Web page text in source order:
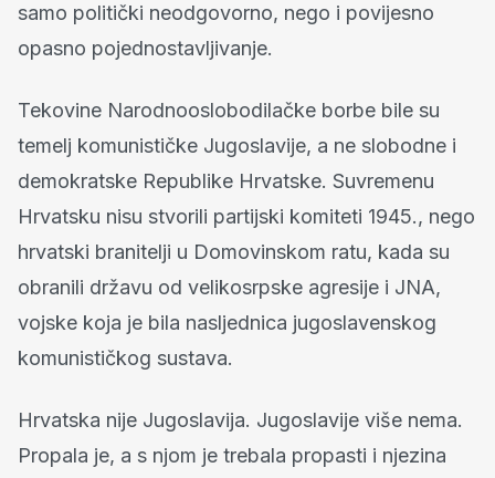
samo politički neodgovorno, nego i povijesno
opasno pojednostavljivanje.
Tekovine Narodnooslobodilačke borbe bile su
temelj komunističke Jugoslavije, a ne slobodne i
demokratske Republike Hrvatske. Suvremenu
Hrvatsku nisu stvorili partijski komiteti 1945., nego
hrvatski branitelji u Domovinskom ratu, kada su
obranili državu od velikosrpske agresije i JNA,
vojske koja je bila nasljednica jugoslavenskog
komunističkog sustava.
Hrvatska nije Jugoslavija. Jugoslavije više nema.
Propala je, a s njom je trebala propasti i njezina